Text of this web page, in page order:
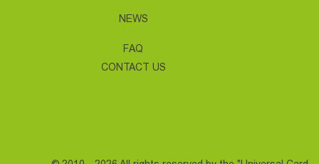
NEWS
FAQ
CONTACT US